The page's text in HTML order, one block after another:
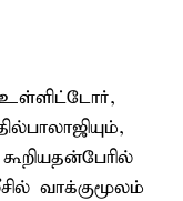
உள்ளிட்டோர்,
வாக்குமூலம்